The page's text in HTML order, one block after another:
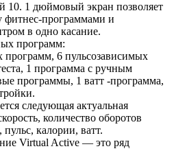
10. 1 дюймовый экран позволяет
фитнес-программами и
в одно касание.
программ:
программ, 6 пульсозависимых
1 программа с ручным
программы, 1 ватт -программа,
следующая актуальная
количество оборотов
калории, ватт.
Virtual Active — это ряд